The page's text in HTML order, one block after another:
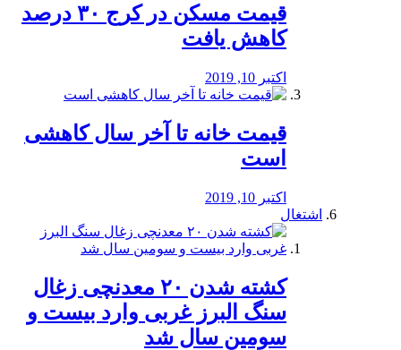
️قیمت مسکن در کرج ۳۰ درصد
کاهش یافت
اکتبر 10, 2019
قیمت خانه تا آخر سال کاهشی
است
اکتبر 10, 2019
اشتغال
کشته شدن ۲۰ معدنچی زغال
سنگ البرز غربی وارد بیست و
سومین سال شد